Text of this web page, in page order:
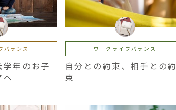
バランス
年のお子
へ
ワークライフバランス
自分との約束、相手との約
束